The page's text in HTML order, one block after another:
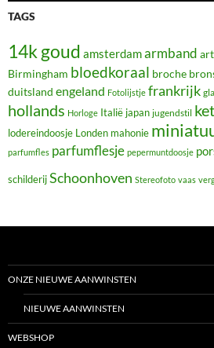
TAGS
14k goud amsterdamarmband
Birmingham bloedkoraal broche
duitsland engeland Fotolijstje frankrijk
hollands Horloge Italië japan jugendstil
lodereindoosje Londen mahonie
parfumfles parfumflesje pepermuntdoosje
schilderijSchoonhoven Stereofoto vaas
ONZE NIEUWE AANWINSTEN
NIEUWE AANWINSTEN
WEBSHOP